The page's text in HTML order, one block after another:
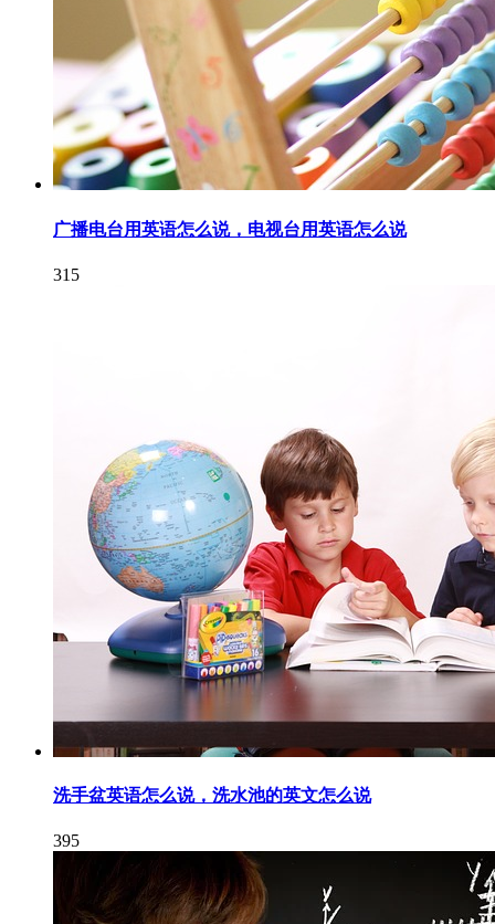
广播电台用英语怎么说，电视台用英语怎么说
315
洗手盆英语怎么说，洗水池的英文怎么说
395